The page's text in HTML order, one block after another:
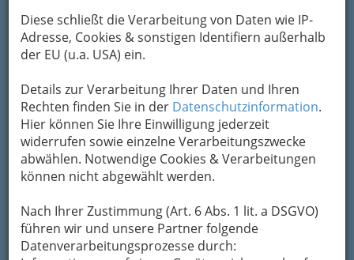
Diese schließt die Verarbeitung von Daten wie IP-
Adresse, Cookies & sonstigen Identifiern außerhalb
der EU (u.a. USA) ein.
Details zur Verarbeitung Ihrer Daten und Ihren
Rechten finden Sie in der Datenschutzinformation.
Hier können Sie Ihre Einwilligung jederzeit
widerrufen sowie einzelne Verarbeitungszwecke
abwählen. Notwendige Cookies & Verarbeitungen
können nicht abgewählt werden.
Nach Ihrer Zustimmung (Art. 6 Abs. 1 lit. a DSGVO)
führen wir und unsere Partner folgende
Datenverarbeitungsprozesse durch:
Adresse mit Google Maps anschauen
Um die Info-Graz Firmenvor Spam-Mails zu
bewahren, verwenden wir an dieser Stelle zur
Übermittlung Ihrer Nachricht ein sicheres
Formular. Ihre Nachricht wird nach dem
Absenden umgehend per Mail an das
Unternehmen Magnet - Küchencenter
weitergeleitet.
Mein Name